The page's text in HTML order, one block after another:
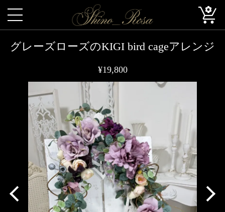
グレーズローズのKIGI bird cageアレンジ
¥19,800